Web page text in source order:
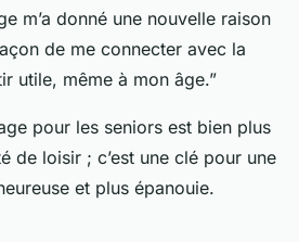
m’a donné une nouvelle raison
de me connecter avec la
utile, même à mon âge.”
pour les seniors est bien plus
de loisir ; c’est une clé pour une
et plus épanouie.